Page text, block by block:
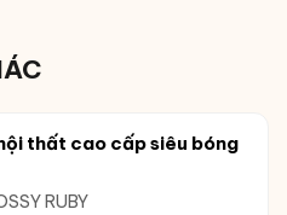
thất cao cấp siêu bóng
RUBY